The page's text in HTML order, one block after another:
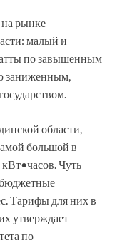
на рынке
малый и
по завышенным
заниженным,
области,
большой в
Чуть
бюджетные
Тарифы для них в
утверждает
по